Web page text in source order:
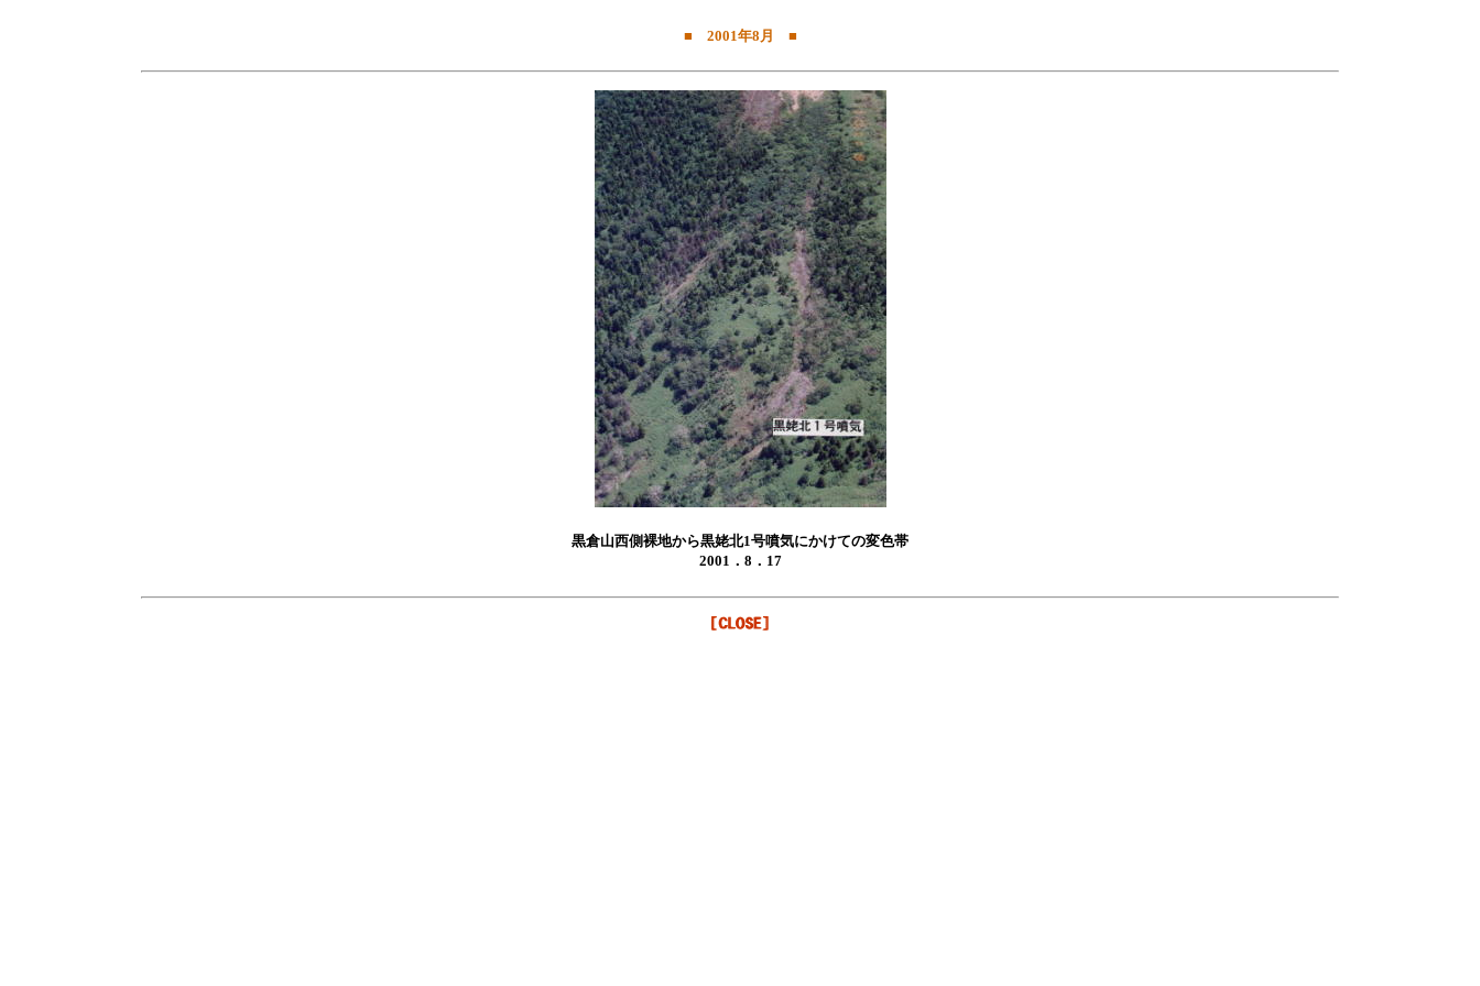
■ 2001年8月 ■
黒倉山西側裸地から黒姥北1号噴気にかけての変色帯
2001．8．17